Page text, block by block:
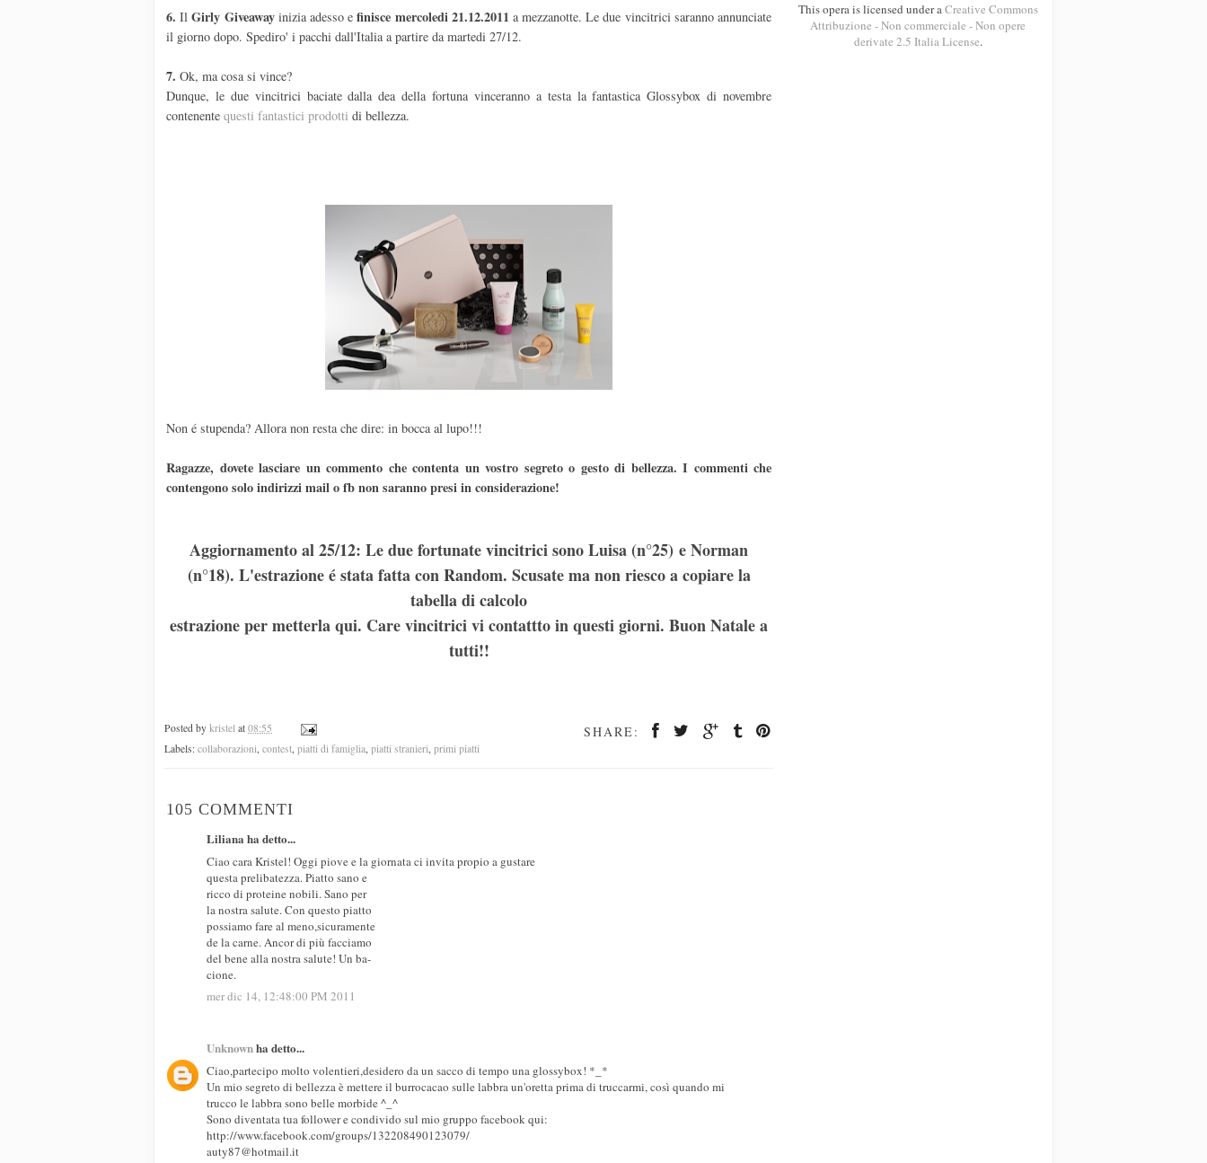
6. IlGirly Giveawayinizia adesso efinisce mercoledi 21.12.2011 a mezzanotte. Le due vincitrici saranno annunciate
il giorno dopo. Spediro' i pacchi dall'Italia a partire da martedi 27/12.
7. Ok, ma cosa si vince?
Dunque, le due vincitrici baciate dalla dea della fortuna vinceranno a testa la fantastica Glossybox di novembre
contenente questi fantastici prodotti di bellezza.
Non é stupenda? Allora non resta che dire: in bocca al lupo!!!
Ragazze, dovete lasciare un commento che contenta un vostro segreto o gesto di bellezza. I commenti che
contengono solo indirizzi mail o fb non saranno presi in considerazione!
Aggiornamento al 25/12: Le due fortunate vincitrici sono Luisa (n°25) e Norman
(n°18). L'estrazione é stata fatta con Random. Scusate ma non riesco a copiare la
tabella di calcolo
estrazione per metterla qui. Care vincitrici vi contattto in questi giorni. Buon Natale a
tutti!!
SHARE:
Posted by kristel at 08:55
Labels: collaborazioni, contest, piatti di famiglia, piatti stranieri, primi piatti
105 COMMENTI
Liliana ha detto...
Ciao cara Kristel! Oggi piove e la giornata ci invita propio a gustare
questa prelibatezza. Piatto sano e
ricco di proteine nobili. Sano per
la nostra salute. Con questo piatto
possiamo fare al meno,sicuramente
de la carne. Ancor di più facciamo
del bene alla nostra salute! Un ba-
cione.
mer dic 14, 12:48:00 PM 2011
Unknownha detto...
Ciao,partecipo molto volentieri,desidero da un sacco di tempo una glossybox! *_*
Un mio segreto di bellezza è mettere il burrocacao sulle labbra un'oretta prima di truccarmi, così quando mi
trucco le labbra sono belle morbide ^_^
Sono diventata tua follower e condivido sul mio gruppo facebook qui:
http://www.facebook.com/groups/132208490123079/
auty87@hotmail.it
This opera is licensed under aCreative Commons
Attribuzione - Non commerciale - Non opere
derivate 2.5 Italia License.